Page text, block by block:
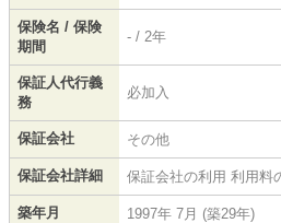
保険名 / 保険
期間
- / 2年
保証人代行義
務
必加入
保証会社 その他
保証会社詳細 保証会社の利用 利用料
築年月 1997年 7月 (築29年)